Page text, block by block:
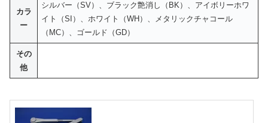
カラ
ー
シルバー（SV）、ブラック艶消し（BK）、アイボリーホワ
イト（SI）、ホワイト（WH）、メタリックチャコール
（MC）、ゴールド（GD）
その
他